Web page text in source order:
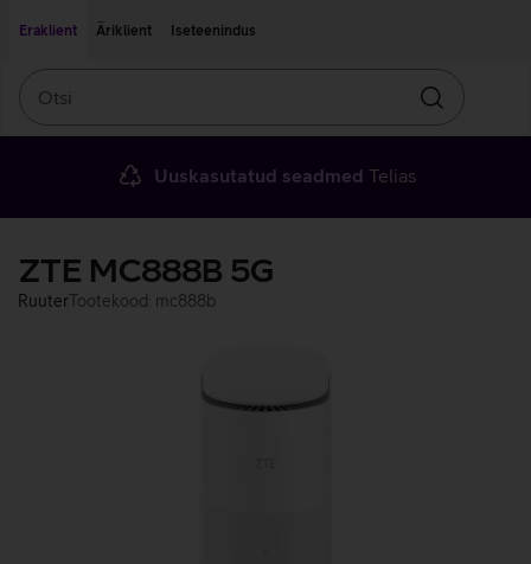
Eraklient
Äriklient Iseteenindus
Otsin
Uuskasutatud seadmed Telias
ZTE MC888B 5G
RuuterTootekood: mc888b